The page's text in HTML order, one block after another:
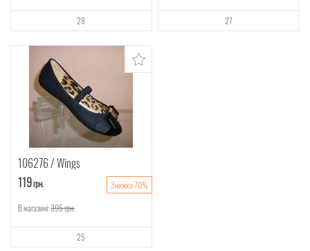
28 27
106276 Wings
119грн.
Знижка 70%
В магазині:395грн.
25